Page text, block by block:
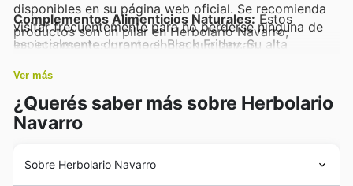
disponibles en su página web oficial. Se recomienda
visitar frecuentemente para no perderse ninguna de
las interesantes promociones que lanzan.
Complementos Alimenticios Naturales:Estos
productos son un pilar en Herbolario Navarro,
especialmente durante el Black Friday. Su alta
haciendo que las ofertas en estos esenciales sean
muy esperadas y aparezcan destacadas en sus
promociones.
Cosmética Ecológica y Natural:La línea de cosmética
natural de Herbolario Navarro goza de gran
popularidad, y durante el Black Friday sus ventas se
personal de alta calidad y respetuosos con el medio
ambiente, y estas ofertas son una oportunidad
perfecta para adquirirlos.
Ver más
¿Querés saber más sobre Herbolario
Navarro
Sobre Herbolario Navarro